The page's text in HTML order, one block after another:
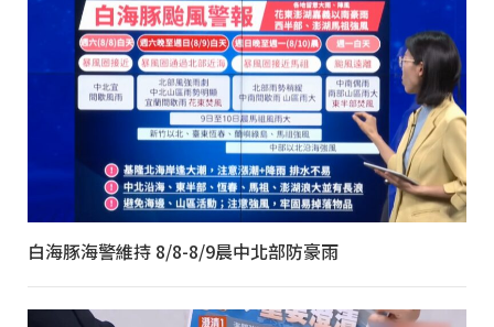
白海豚海警維持 8/8-8/9晨中北部防豪雨